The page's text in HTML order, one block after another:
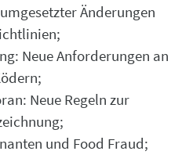
Änderungen
Neue Anforderungen an
Neue Regeln zur
und Food Fraud;